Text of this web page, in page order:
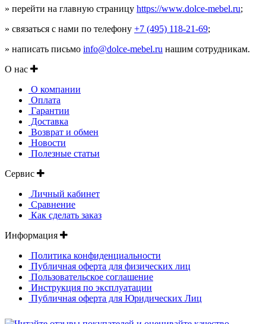
» перейти на главную страницу https://www.dolce-mebel.ru;
» связаться с нами по телефону +7 (495) 118-21-69;
» написать письмо info@dolce-mebel.ru нашим сотрудникам.
О нас
О компании
Оплата
Гарантии
Доставка
Возврат и обмен
Новости
Полезные статьи
Сервис
Личный кабинет
Сравнение
Как сделать заказ
Информация
Политика конфиденциальности
Публичная оферта для физических лиц
Пользовательское соглашение
Инструкция по эксплуатации
Публичная оферта для Юридических Лиц